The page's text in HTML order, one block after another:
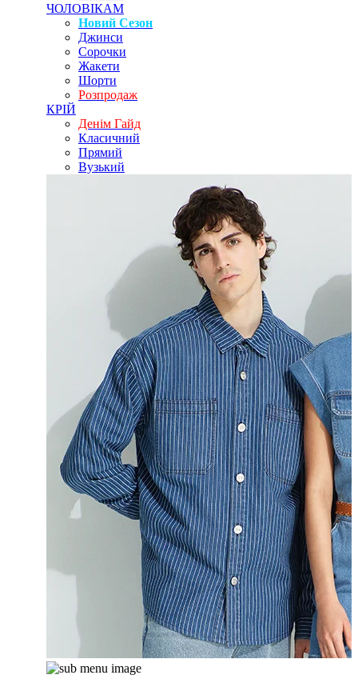
ЧОЛОВІКАМ
Новий Сезон
Джинси
Сорочки
Жакети
Шорти
Розпродаж
КРІЙ
Денім Гайд
Класичний
Прямий
Вузький